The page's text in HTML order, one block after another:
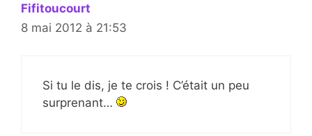
Fifitoucourt
8 mai 2012 à 21:53
Si tu le dis, je te crois ! C’était un peu
surprenant…